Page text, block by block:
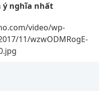
ý nghĩa nhất
video/wp-
11/wzwODMRogE-